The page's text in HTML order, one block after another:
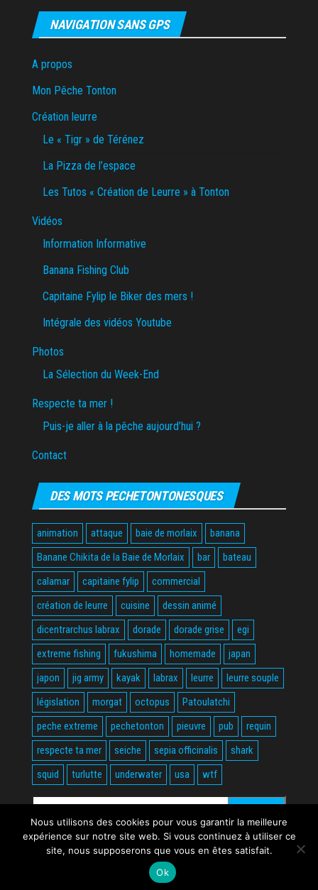
NAVIGATION SANS GPS
A propos
Mon Pêche Tonton
Création leurre
Le « Tigr » de Térénez
La Pizza de l’espace
Les Tutos « Création de Leurre » à Tonton
Vidéos
Information Informative
Banana Fishing Club
Capitaine Fylip le Biker des mers !
Intégrale des vidéos Youtube
Photos
La Sélection du Week-End
Respecte ta mer !
Puis-je aller à la pêche aujourd’hui ?
Contact
DES MOTS PECHETONTONESQUES
animation attaque baie de morlaix
banana
Banane Chikita de la Baie de Morlaix
bar
bateau
calamar
capitaine fylip
commercial
création de leurre
cuisine
dessin animé
dicentrarchus labrax
dorade dorade grise
egi
extreme fishing
fukushima homemade
japan
japon
jig army kayak labrax leurre
leurre souple
législation
morgat octopus
Patoulatchi
peche extreme
pechetonton pieuvre pub
requin
respecte ta mer
seiche sepia officinalis
shark
squid
turlutte underwater usa wtf
Rechercher :
WordPress
Nous utilisons des cookies pour vous garantir la meilleure
expérience sur notre site web. Si vous continuez à utiliser ce
site, nous supposerons que vous en êtes satisfait.
Ok